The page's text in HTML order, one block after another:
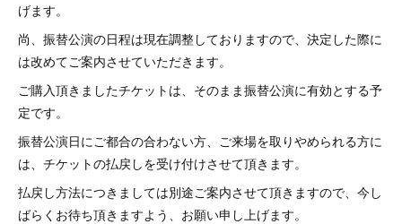
げます。
尚、振替公演の日程は現在調整しておりますので、決定した際に
は改めてご案内させていただきます。
ご購入頂きましたチケットは、そのまま振替公演に有効とする予
定です。
振替公演日にご都合の合わない方、ご来場を取りやめられる方に
は、チケットの払戻しを受け付けさせて頂きます。
払戻し方法につきましては別途ご案内させて頂きますので、今し
ばらくお待ち頂きますよう、お願い申し上げます。